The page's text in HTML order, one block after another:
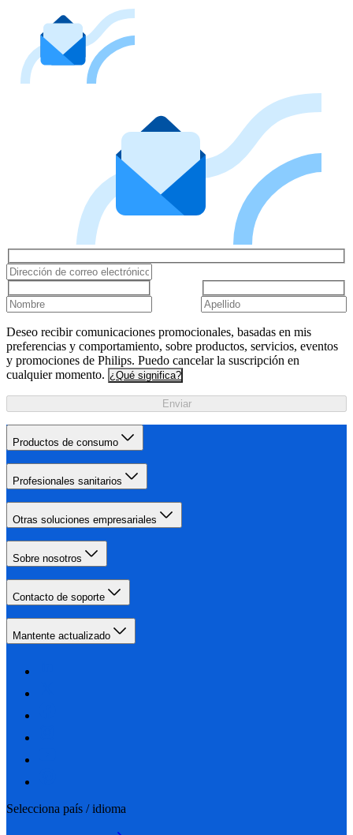
Deseo recibir comunicaciones promocionales, basadas en mis
preferencias y comportamiento, sobre productos, servicios, eventos
y promociones de Philips. Puedo cancelar la suscripción en
cualquier momento. ¿Qué significa?
Enviar
Productos de consumo
Profesionales sanitarios
Otras soluciones empresariales
Sobre nosotros
Contacto de soporte
Mantente actualizado
Selecciona país / idioma